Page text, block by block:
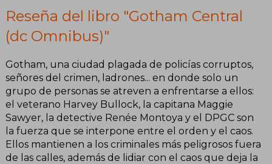
Reseña del libro "Gotham Central
(dc Omnibus)"
Gotham, una ciudad plagada de policías corruptos,
señores del crimen, ladrones... en donde solo un
grupo de personas se atreven a enfrentarse a ellos:
el veterano Harvey Bullock, la capitana Maggie
Sawyer, la detective Renée Montoya y el DPGC son
la fuerza que se interpone entre el orden y el caos.
Ellos mantienen a los criminales más peligrosos fuera
de las calles, además de lidiar con el caos que deja la